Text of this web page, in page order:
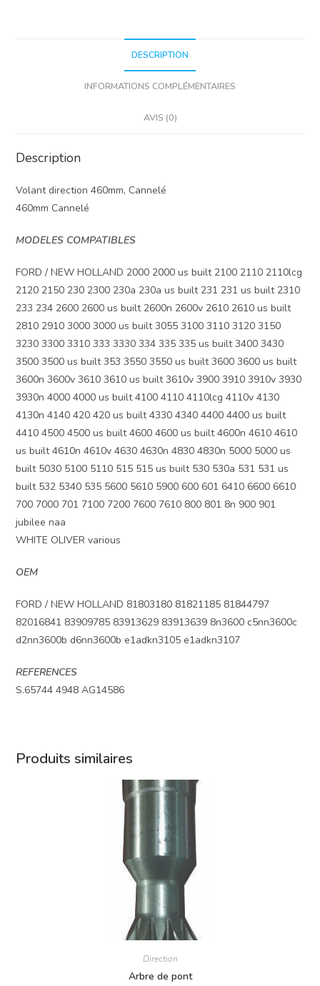
DESCRIPTION
INFORMATIONS COMPLÉMENTAIRES
AVIS (0)
Description
Volant direction 460mm, Cannelé
460mm Cannelé
MODELES COMPATIBLES
FORD / NEW HOLLAND 2000 2000 us built 2100 2110 2110lcg
2120 2150 230 2300 230a 230a us built 231 231 us built 2310
233 234 2600 2600 us built 2600n 2600v 2610 2610 us built
2810 2910 3000 3000 us built 3055 3100 3110 3120 3150
3230 3300 3310 333 3330 334 335 335 us built 3400 3430
3500 3500 us built 353 3550 3550 us built 3600 3600 us built
3600n 3600v 3610 3610 us built 3610v 3900 3910 3910v 3930
3930n 4000 4000 us built 4100 4110 4110lcg 4110v 4130
4130n 4140 420 420 us built 4330 4340 4400 4400 us built
4410 4500 4500 us built 4600 4600 us built 4600n 4610 4610
us built 4610n 4610v 4630 4630n 4830 4830n 5000 5000 us
built 5030 5100 5110 515 515 us built 530 530a 531 531 us
built 532 5340 535 5600 5610 5900 600 601 6410 6600 6610
700 7000 701 7100 7200 7600 7610 800 801 8n 900 901
jubilee naa
WHITE OLIVER various
OEM
FORD / NEW HOLLAND 81803180 81821185 81844797
82016841 83909785 83913629 83913639 8n3600 c5nn3600c
d2nn3600b d6nn3600b e1adkn3105 e1adkn3107
REFERENCES
S.65744 4948 AG14586
Produits similaires
Direction
Arbre de pont